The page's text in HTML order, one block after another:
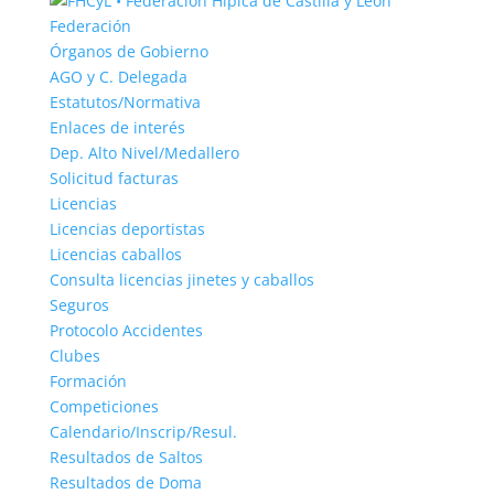
Federación
Órganos de Gobierno
AGO y C. Delegada
Estatutos/Normativa
Enlaces de interés
Dep. Alto Nivel/Medallero
Solicitud facturas
Licencias
Licencias deportistas
Licencias caballos
Consulta licencias jinetes y caballos
Seguros
Protocolo Accidentes
Clubes
Formación
Competiciones
Calendario/Inscrip/Resul.
Resultados de Saltos
Resultados de Doma